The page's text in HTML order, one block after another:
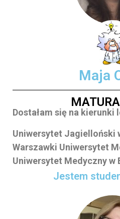
Maja
Dostałam się na kierunki
Uniwersytet Jagielloński
Warszawki Uniwersytet
Uniwersytet Medyczny w
Jestem